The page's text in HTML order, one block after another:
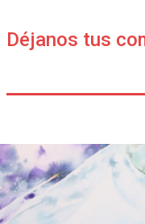
Déjanos tus